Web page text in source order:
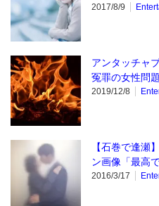
2017/8/9
アンタッチャ
冤罪の女性問
2019/12/8
【石巻で逢瀬
ン画像「最高
2016/3/17